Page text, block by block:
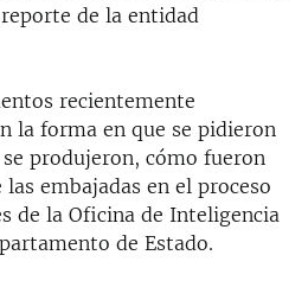
de la entidad
recientemente
la forma en que se pidieron
produjeron, cómo fueron
embajadas en el proceso
de la Oficina de Inteligencia
de Estado.